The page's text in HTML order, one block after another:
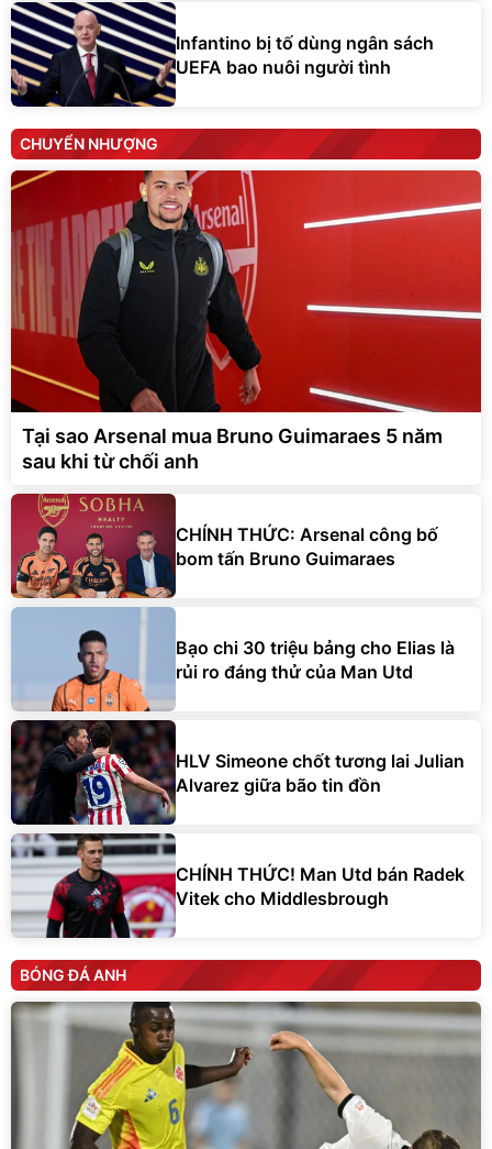
Infantino bị tố dùng ngân sách
UEFA bao nuôi người tình
CHUYỂN NHƯỢNG
Tại sao Arsenal mua Bruno Guimaraes 5 năm
sau khi từ chối anh
CHÍNH THỨC: Arsenal công bố
bom tấn Bruno Guimaraes
Bạo chi 30 triệu bảng cho Elias là
rủi ro đáng thử của Man Utd
HLV Simeone chốt tương lai Julian
Alvarez giữa bão tin đồn
CHÍNH THỨC! Man Utd bán Radek
Vitek cho Middlesbrough
BÓNG ĐÁ ANH